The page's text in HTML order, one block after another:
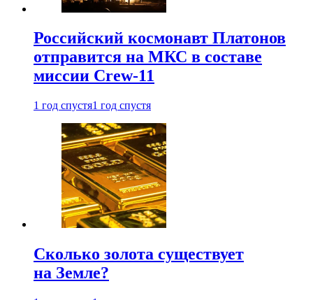
Российский космонавт Платонов
отправится на МКС в составе
миссии Crew-11
1 год спустя1 год спустя
Сколько золота существует
на Земле?